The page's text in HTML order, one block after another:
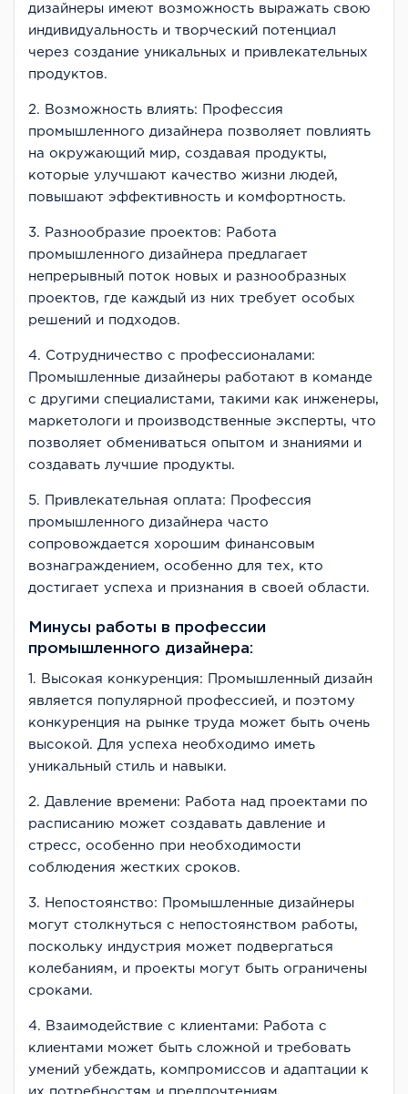
дизайнеры имеют возможность выражать свою
индивидуальность и творческий потенциал
через создание уникальных и привлекательных
продуктов.
2. Возможность влиять: Профессия
промышленного дизайнера позволяет повлиять
на окружающий мир, создавая продукты,
которые улучшают качество жизни людей,
повышают эффективность и комфортность.
3. Разнообразие проектов: Работа
промышленного дизайнера предлагает
непрерывный поток новых и разнообразных
проектов, где каждый из них требует особых
решений и подходов.
4. Сотрудничество с профессионалами:
Промышленные дизайнеры работают в команде
с другими специалистами, такими как инженеры,
маркетологи и производственные эксперты, что
позволяет обмениваться опытом и знаниями и
создавать лучшие продукты.
5. Привлекательная оплата: Профессия
промышленного дизайнера часто
сопровождается хорошим финансовым
вознаграждением, особенно для тех, кто
достигает успеха и признания в своей области.
Минусы работы в профессии
промышленного дизайнера:
1. Высокая конкуренция: Промышленный дизайн
является популярной профессией, и поэтому
конкуренция на рынке труда может быть очень
высокой. Для успеха необходимо иметь
уникальный стиль и навыки.
2. Давление времени: Работа над проектами по
расписанию может создавать давление и
стресс, особенно при необходимости
соблюдения жестких сроков.
3. Непостоянство: Промышленные дизайнеры
могут столкнуться с непостоянством работы,
поскольку индустрия может подвергаться
колебаниям, и проекты могут быть ограничены
сроками.
4. Взаимодействие с клиентами: Работа с
клиентами может быть сложной и требовать
умений убеждать, компромиссов и адаптации к
их потребностям и предпочтениям.